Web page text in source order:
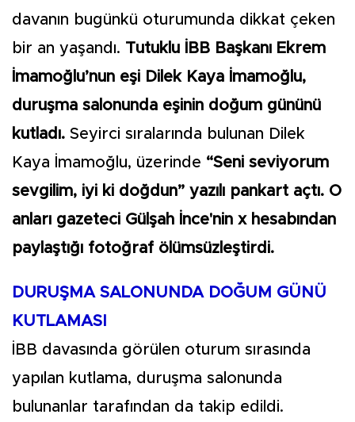
davanın bugünkü oturumunda dikkat çeken
bir an yaşandı. Tutuklu İBB Başkanı Ekrem
İmamoğlu’nun eşi Dilek Kaya İmamoğlu,
duruşma salonunda eşinin doğum gününü
kutladı. Seyirci sıralarında bulunan Dilek
Kaya İmamoğlu, üzerinde “Seni seviyorum
sevgilim, iyi ki doğdun” yazılı pankart açtı. O
anları gazeteci Gülşah İnce'nin x hesabından
paylaştığı fotoğraf ölümsüzleştirdi.
DURUŞMA SALONUNDA DOĞUM GÜNÜ
KUTLAMASI
İBB davasında görülen oturum sırasında
yapılan kutlama, duruşma salonunda
bulunanlar tarafından da takip edildi.